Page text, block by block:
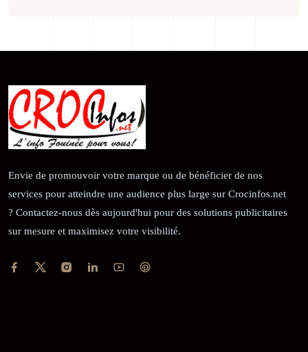
Envie de promouvoir votre marque ou de bénéficier de nos
services pour atteindre une audience plus large sur Crocinfos.net
? Contactez-nous dès aujourd'hui pour des solutions publicitaires
sur mesure et maximisez votre visibilité.